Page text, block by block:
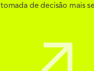
tomada de decisão mais